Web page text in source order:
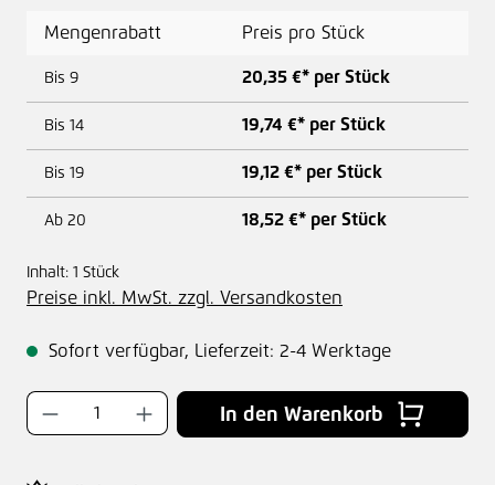
Mengenrabatt Preis pro Stück
Bis 9 20,35 €* per Stück
Bis 14 19,74 €* per Stück
Bis 19 19,12 €* per Stück
Ab 20 18,52 €* per Stück
Inhalt: 1 Stück
Preise inkl. MwSt. zzgl. Versandkosten
Sofort verfügbar, Lieferzeit: 2-4 Werktage
Produkt Anzahl: Gib den gewünschten
In den Warenkorb